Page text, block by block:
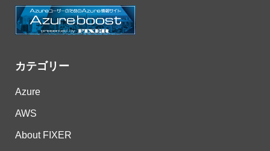
カテゴリー
Azure
AWS
About FIXER